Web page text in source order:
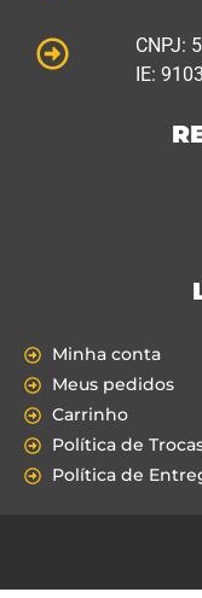
CNPJ:
IE:
Minha conta
Meus pedidos
Carrinho
Política de
Política de